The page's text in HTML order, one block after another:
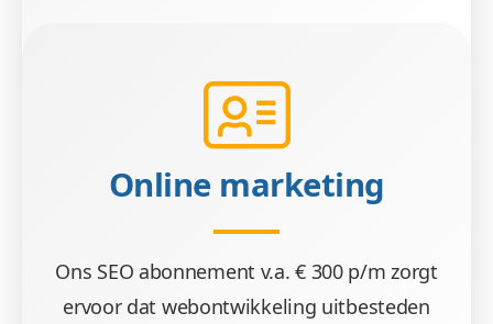
Online marketing
Ons SEO abonnement v.a. € 300 p/m zorgt
ervoor dat webontwikkeling uitbesteden